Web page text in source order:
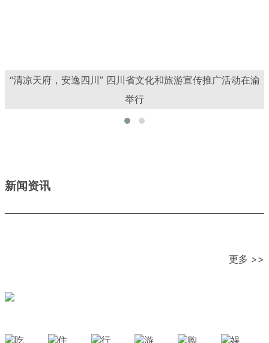
汇集地道南充特色 四川南充举行江东首届文化和旅游产品推
广会
新闻资讯
更多 >>